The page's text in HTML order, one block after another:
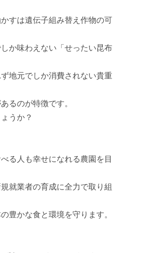
すは遺伝子組み替え作物の可
か味わえない「せったい昆布
地元でしか消費されない貴重
るのが特徴です。
うか？
る人も幸せになれる農園を目
就業者の育成に全力で取り組
豊かな食と環境を守ります。